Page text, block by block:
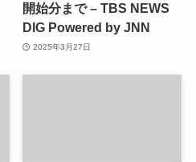
開始分まで – TBS NEWS
DIG Powered by JNN
2025年3月27日